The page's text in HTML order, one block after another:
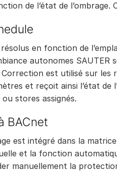
de l’état de l’ombrage.
en fonction de
autonomes
est utilisé sur les
et reçoit ainsi l’état
stores assignés.
BACnet
est intégré dans la
et la fonction
manuellement la